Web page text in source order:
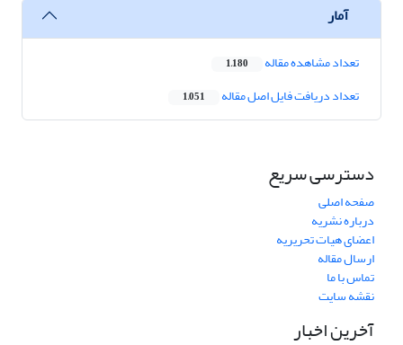
آمار
تعداد مشاهده مقاله 1,180
تعداد دریافت فایل اصل مقاله 1,051
دسترسی سریع
صفحه اصلی
درباره نشریه
اعضای هیات تحریریه
ارسال مقاله
تماس با ما
نقشه سایت
آخرین اخبار